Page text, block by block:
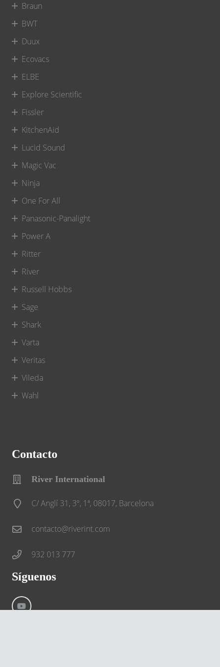
Braun
BWT
Duux
Ecovacs
ELBE
Explore Scientific
Fissler
KitchenAid
Lucid Sound
Magic Vac
Ninja
One For All
Panasonic-Panalight
Power A
Ritter
River
Russell Hobbs
Sage
Shark
Varta
Veritas
Vileda
Wahl
Contacto
River International
C/ Anglí 31, 3º, 1ª, 08017, Barcelona
contacto@riverint.com
932 013 777
Síguenos